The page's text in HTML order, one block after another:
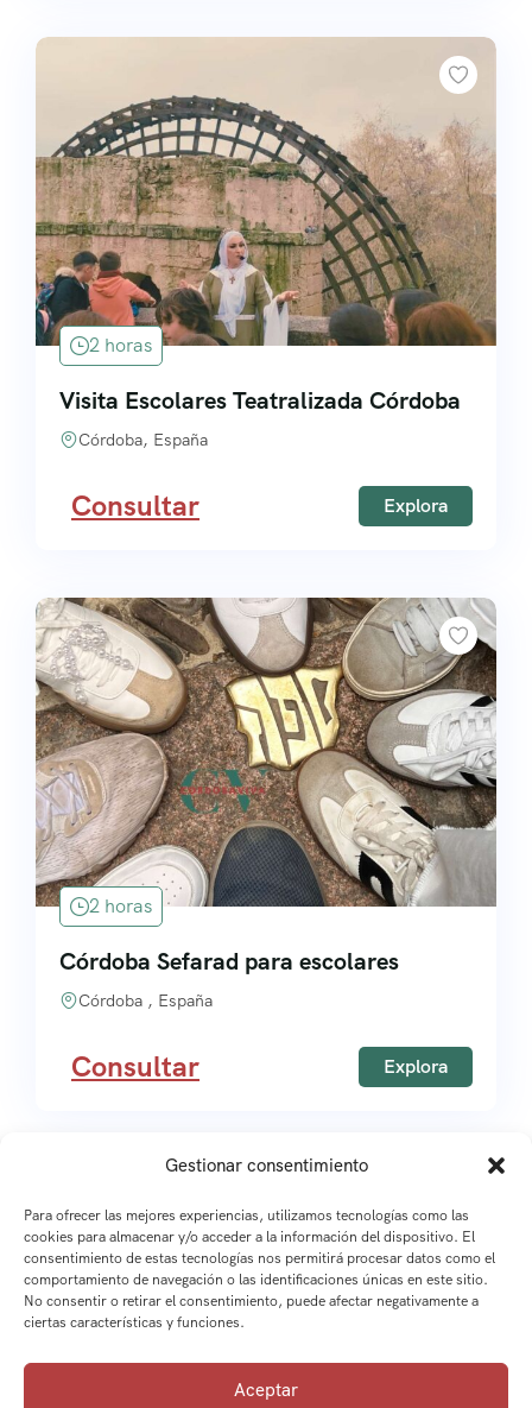
Gestionar consentimiento
Para ofrecer las mejores experiencias, utilizamos tecnologías como las
cookies para almacenar y/o acceder a la información del dispositivo. El
consentimiento de estas tecnologías nos permitirá procesar datos como el
comportamiento de navegación o las identificaciones únicas en este sitio.
No consentir o retirar el consentimiento, puede afectar negativamente a
ciertas características y funciones.
Aceptar
2 horas
Visita Escolares Teatralizada Córdoba
Córdoba, España
Consultar Explora
2 horas
Córdoba Sefarad para escolares
Córdoba , España
Consultar Explora
1 2 3